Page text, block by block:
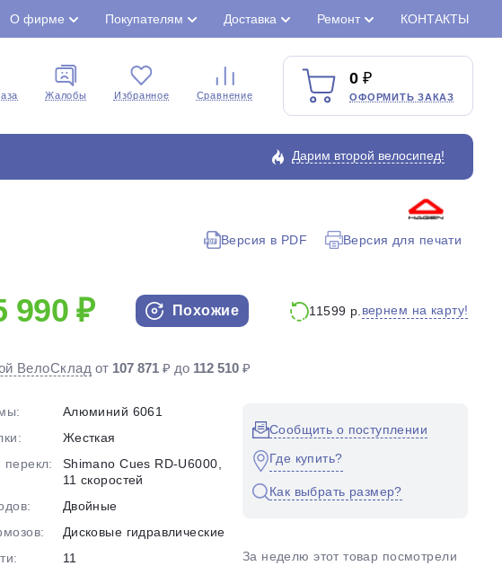
О фирме Покупателям Доставка Ремонт КОНТАКТЫ
Жалобы Избранное Сравнение
0
ОФОРМИТЬ ЗАКАЗ
Дарим второй велосипед!
Версия в PDF Версия для печати
990 ₽ Похожие 11599 р. вернем на карту!
ВелоСклад от 107 871 ₽ до 112 510 ₽
Алюминий 6061
Жесткая
перекл:
Shimano Cues RD-U6000,
11 скоростей
Двойные
Дисковые гидравлические
11
Сообщить о поступлении
Где купить?
Как выбрать размер?
За неделю этот товар посмотрели